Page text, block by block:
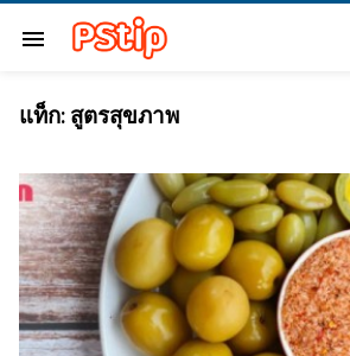
menu
แท็ก: สูตรสุขภาพ